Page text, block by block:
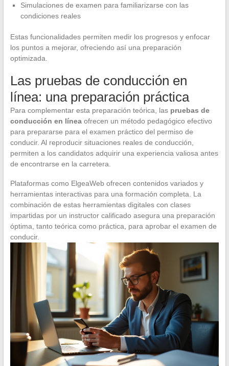
Simulaciones de examen para familiarizarse con las
condiciones reales
Estas funcionalidades permiten medir los progresos y enfocar
los puntos a mejorar, ofreciendo así una preparación
optimizada.
Las pruebas de conducción en
línea: una preparación práctica
Para complementar esta preparación teórica, las pruebas de
conducción en líneaofrecen un método pedagógico efectivo
para prepararse para el examen práctico del permiso de
conducir. Al reproducir situaciones reales de conducción,
permiten a los candidatos adquirir una experiencia valiosa antes
de encontrarse en la carretera.
Plataformas como ElgeaWeb ofrecen contenidos variados y
herramientas interactivas para una formación completa. La
combinación de estas herramientas digitales con clases
impartidas por un instructor calificado asegura una preparación
óptima, tanto teórica como práctica, para aprobar el examen de
conducir.